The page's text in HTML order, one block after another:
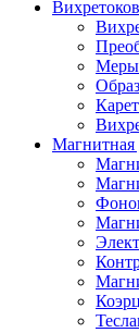
Меры
Магнитная